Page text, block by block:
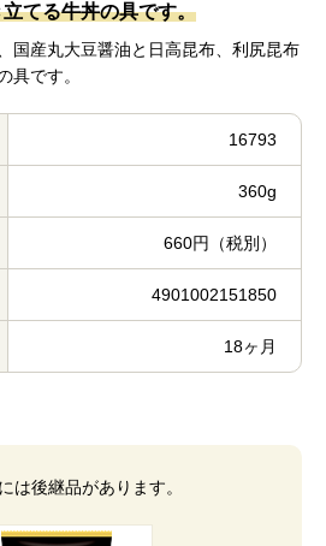
てる牛丼の具です。
国産丸大豆醤油と日高昆布、利尻昆布
具です。
16793
360g
660円（税別）
4901002151850
18ヶ月
は後継品があります。